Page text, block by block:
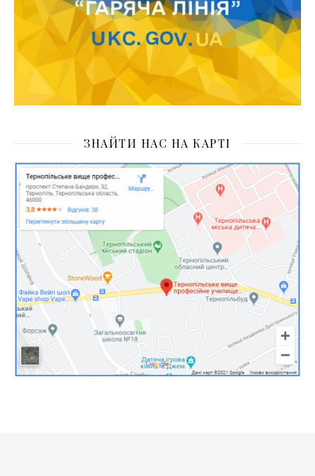
ЗНАЙТИ НАС НА КАРТІ